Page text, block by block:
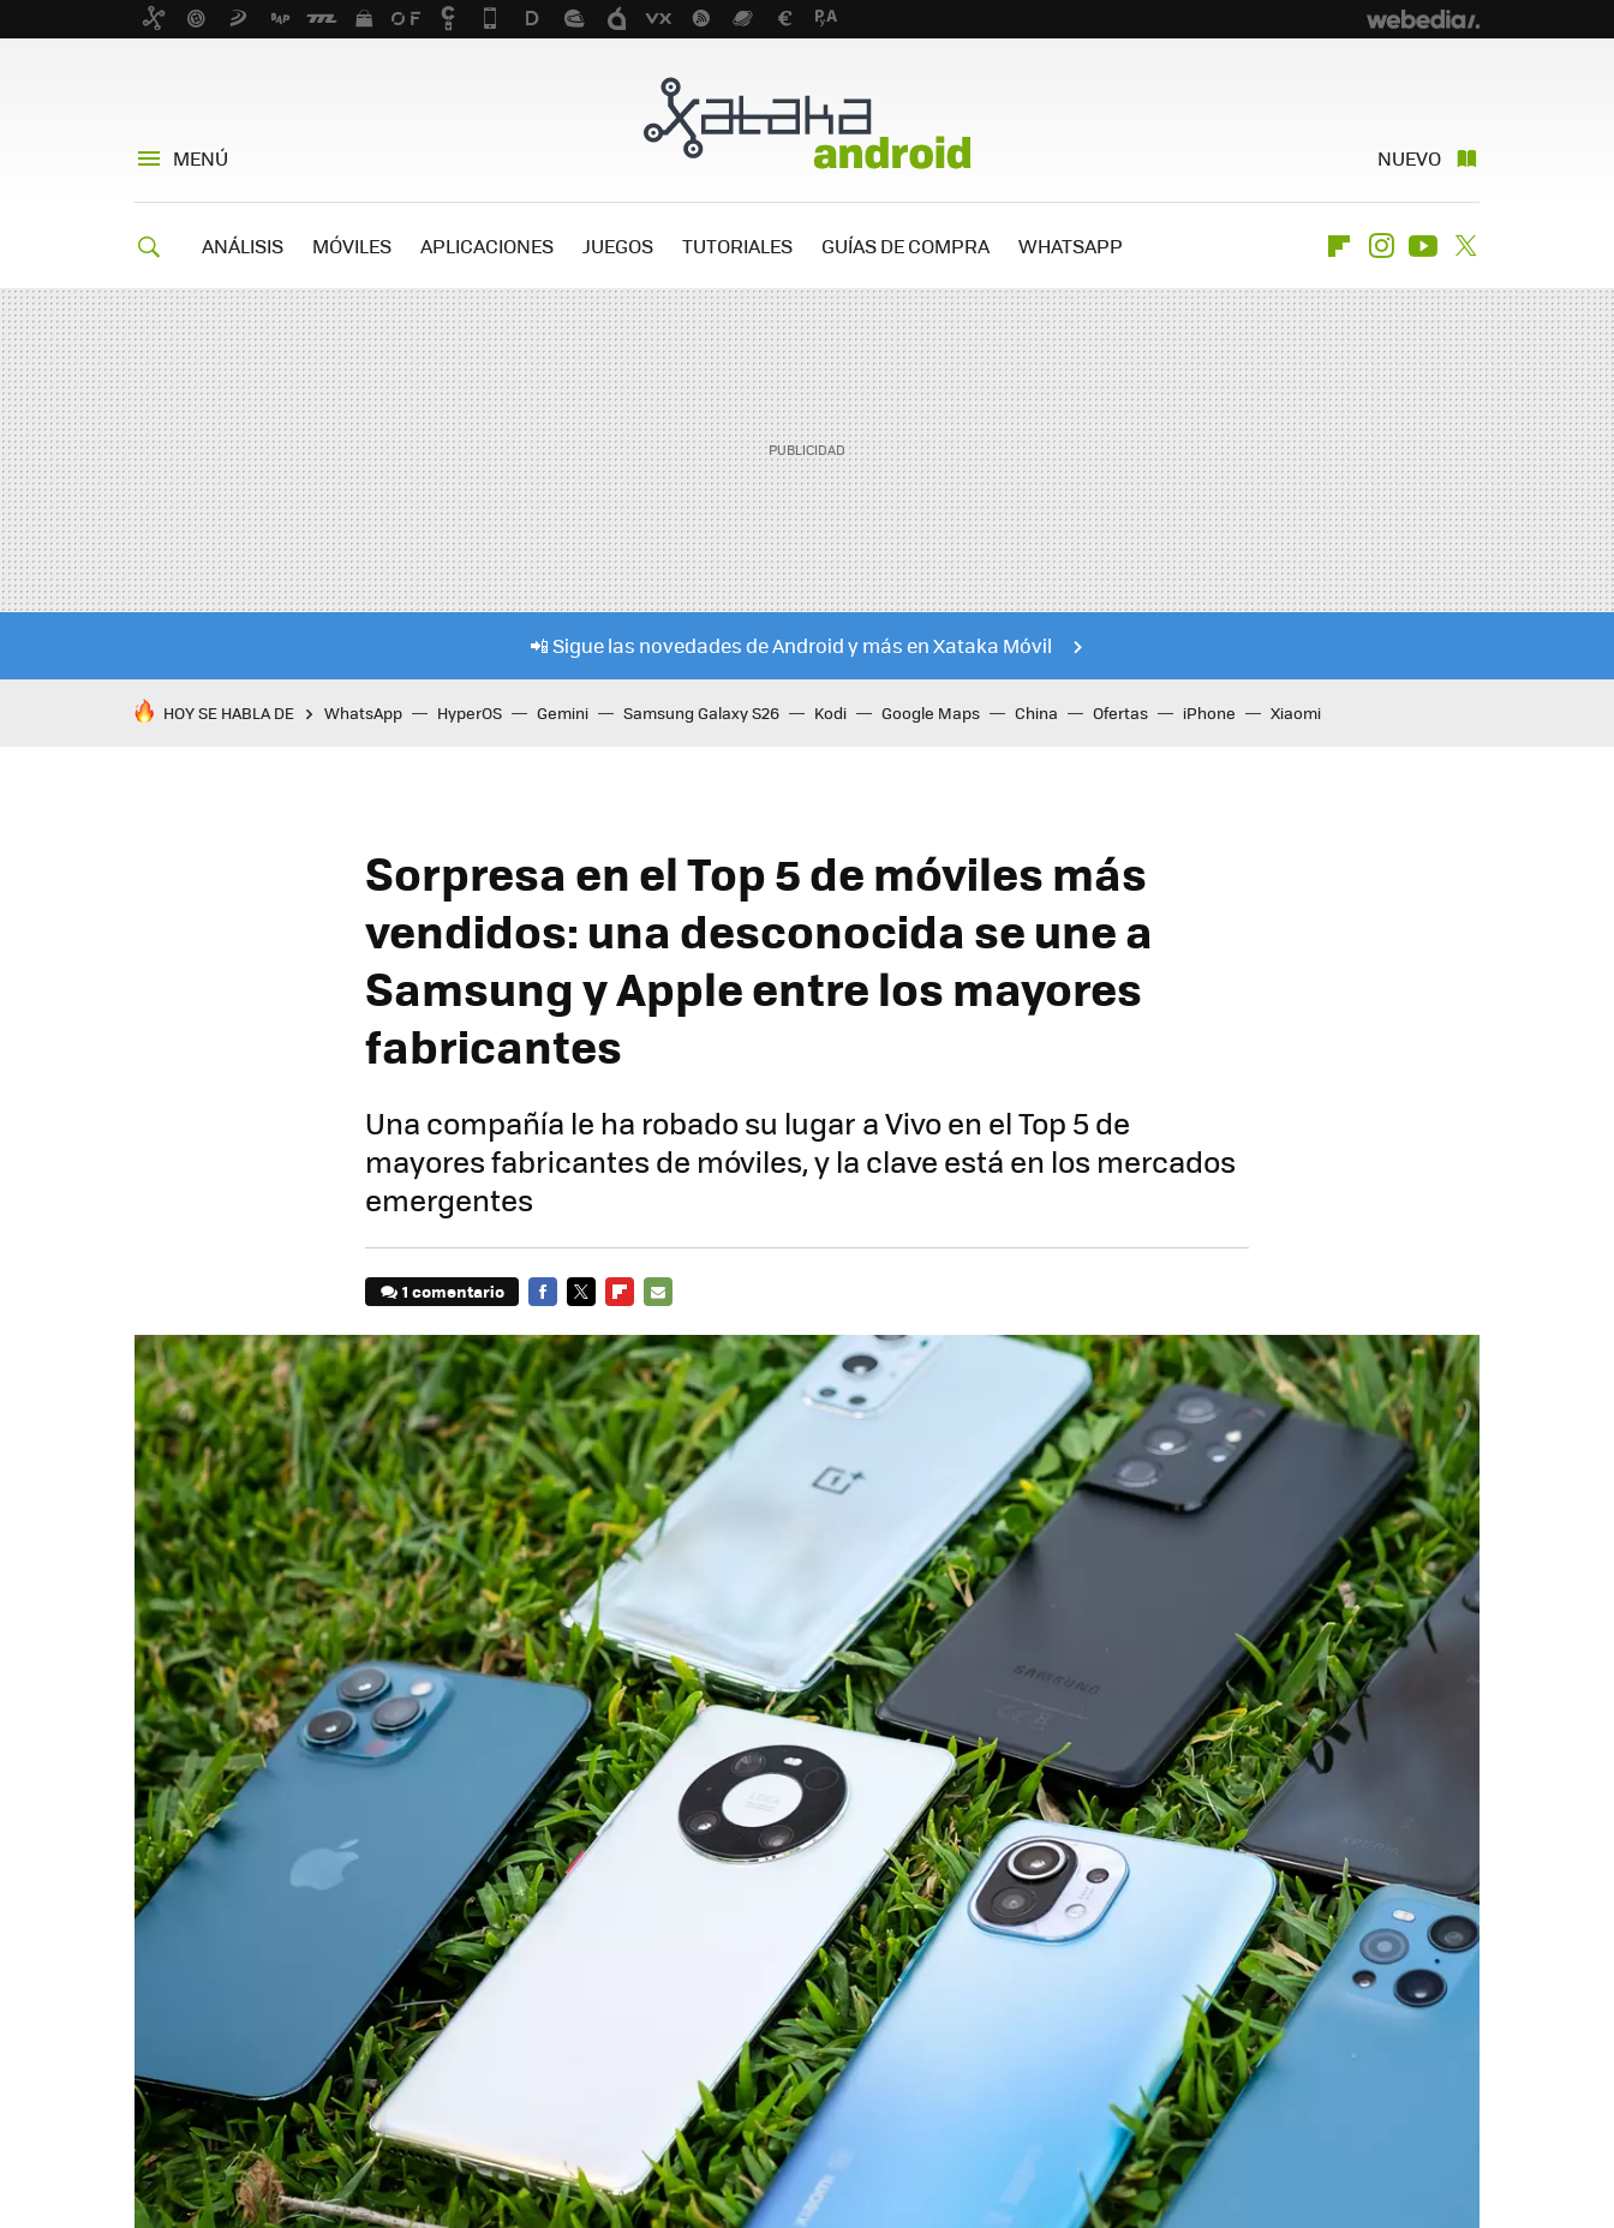
MENÚ NUEVO
ANÁLISIS MÓVILES APLICACIONES JUEGOS TUTORIALES GUÍAS DE COMPRA WHATSAPP FlipboardInstagramYoutube
📲 Sigue las novedades de Android y más en Xataka Móvil
HOY SE HABLA DE WhatsApp HyperOS Gemini Samsung Galaxy S26 Kodi Google Maps China Ofertas iPhone Xiaomi
Sorpresa en el Top 5 de móviles más
vendidos: una desconocida se une a
Samsung y Apple entre los mayores
fabricantes
Una compañía le ha robado su lugar a Vivo en el Top 5 de
mayores fabricantes de móviles, y la clave está en los mercados
emergentes
1 comentario
MAIL